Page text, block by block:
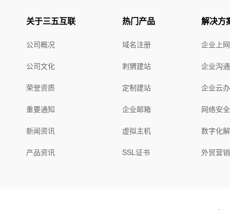
关于三五互联
公司概况
公司文化
荣誉资质
重要通知
新闻资讯
产品资讯
热门产品
域名注册
刺猬建站
定制建站
企业邮箱
虚拟主机
SSL证书
解决方
企业上
企业沟
企业云
网络安
数字化
外贸营